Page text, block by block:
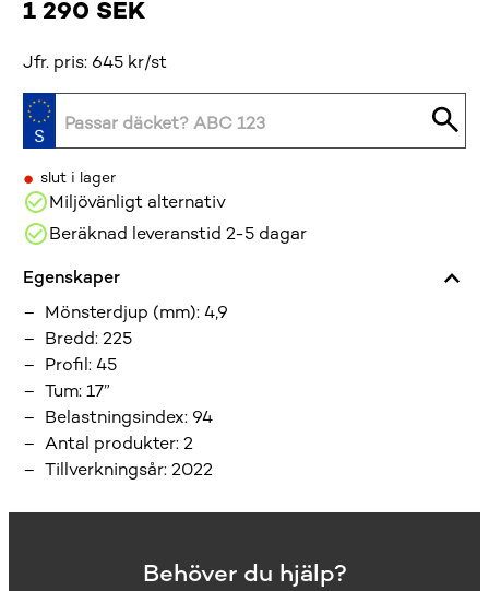
1 290 SEK
Jfr. pris: 645 kr/st
• slut i lager
Miljövänligt alternativ
Beräknad leveranstid 2-5 dagar
Egenskaper
Mönsterdjup (mm):4,9
Bredd:225
Profil:45
Tum:17”
Belastningsindex: 94
Antal produkter:2
Tillverkningsår:2022
Behöver du hjälp?